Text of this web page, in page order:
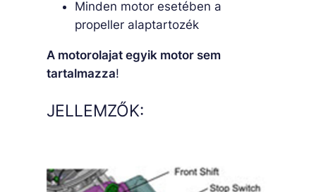
Minden motor esetében a
propeller alaptartozék
A motorolajat egyik motor sem
tartalmazza!
JELLEMZŐK: